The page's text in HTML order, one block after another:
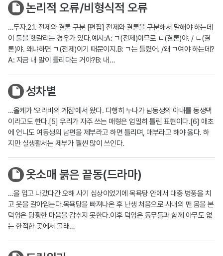
논리적 오류/비형식적 오류
…두자.2.1. 전제와 결론 구분 [편집] 전제와 결론을 구분해서 말해야 하는데
이 둘을 헷갈리는 경우가 있다.예시:A: ㄱ(전제)이므로 ㄴ(결론)야. / ㄴ(결
론)야. 왜냐하면 ㄱ(전제)이기 때문이지.B: ㄱ는 틀렸어. /왜 ㄱ여야 하는데?
A: 지금 내 말이 틀리다는 거야?B: 내…
성차별
…올케가 '오라비의 계집'에서 왔다. 다행히 누나가 남동생의 아내를 동생댁
이라고도 한다.[5] 우리가 자주 쓰는 매형은 엄밀히 틀린 표현이다.[6] 애초
에 언니도 여동생의 남편을 제부라고 하면 틀리며, 매부라고 해야 옳다. 하
지만 실생활서는 제부가 훨씬 많이 쓰인다.
옷소매 붉은 끝동(드라마)
…을 입고 나갔다간 오해 사기 십상이었기에 목욕탕 안에서 대충 병풍을 치
고 옷을 갈아입는다.목욕탕을 빠져나온 후 난생 처음으로 사내의 맨 몸을 본
덕임은 당황한 마음을 감추지 못한다.이후 덕임은 동무들과 함께 아무도 없
는 한적한 곳에서 몰래…